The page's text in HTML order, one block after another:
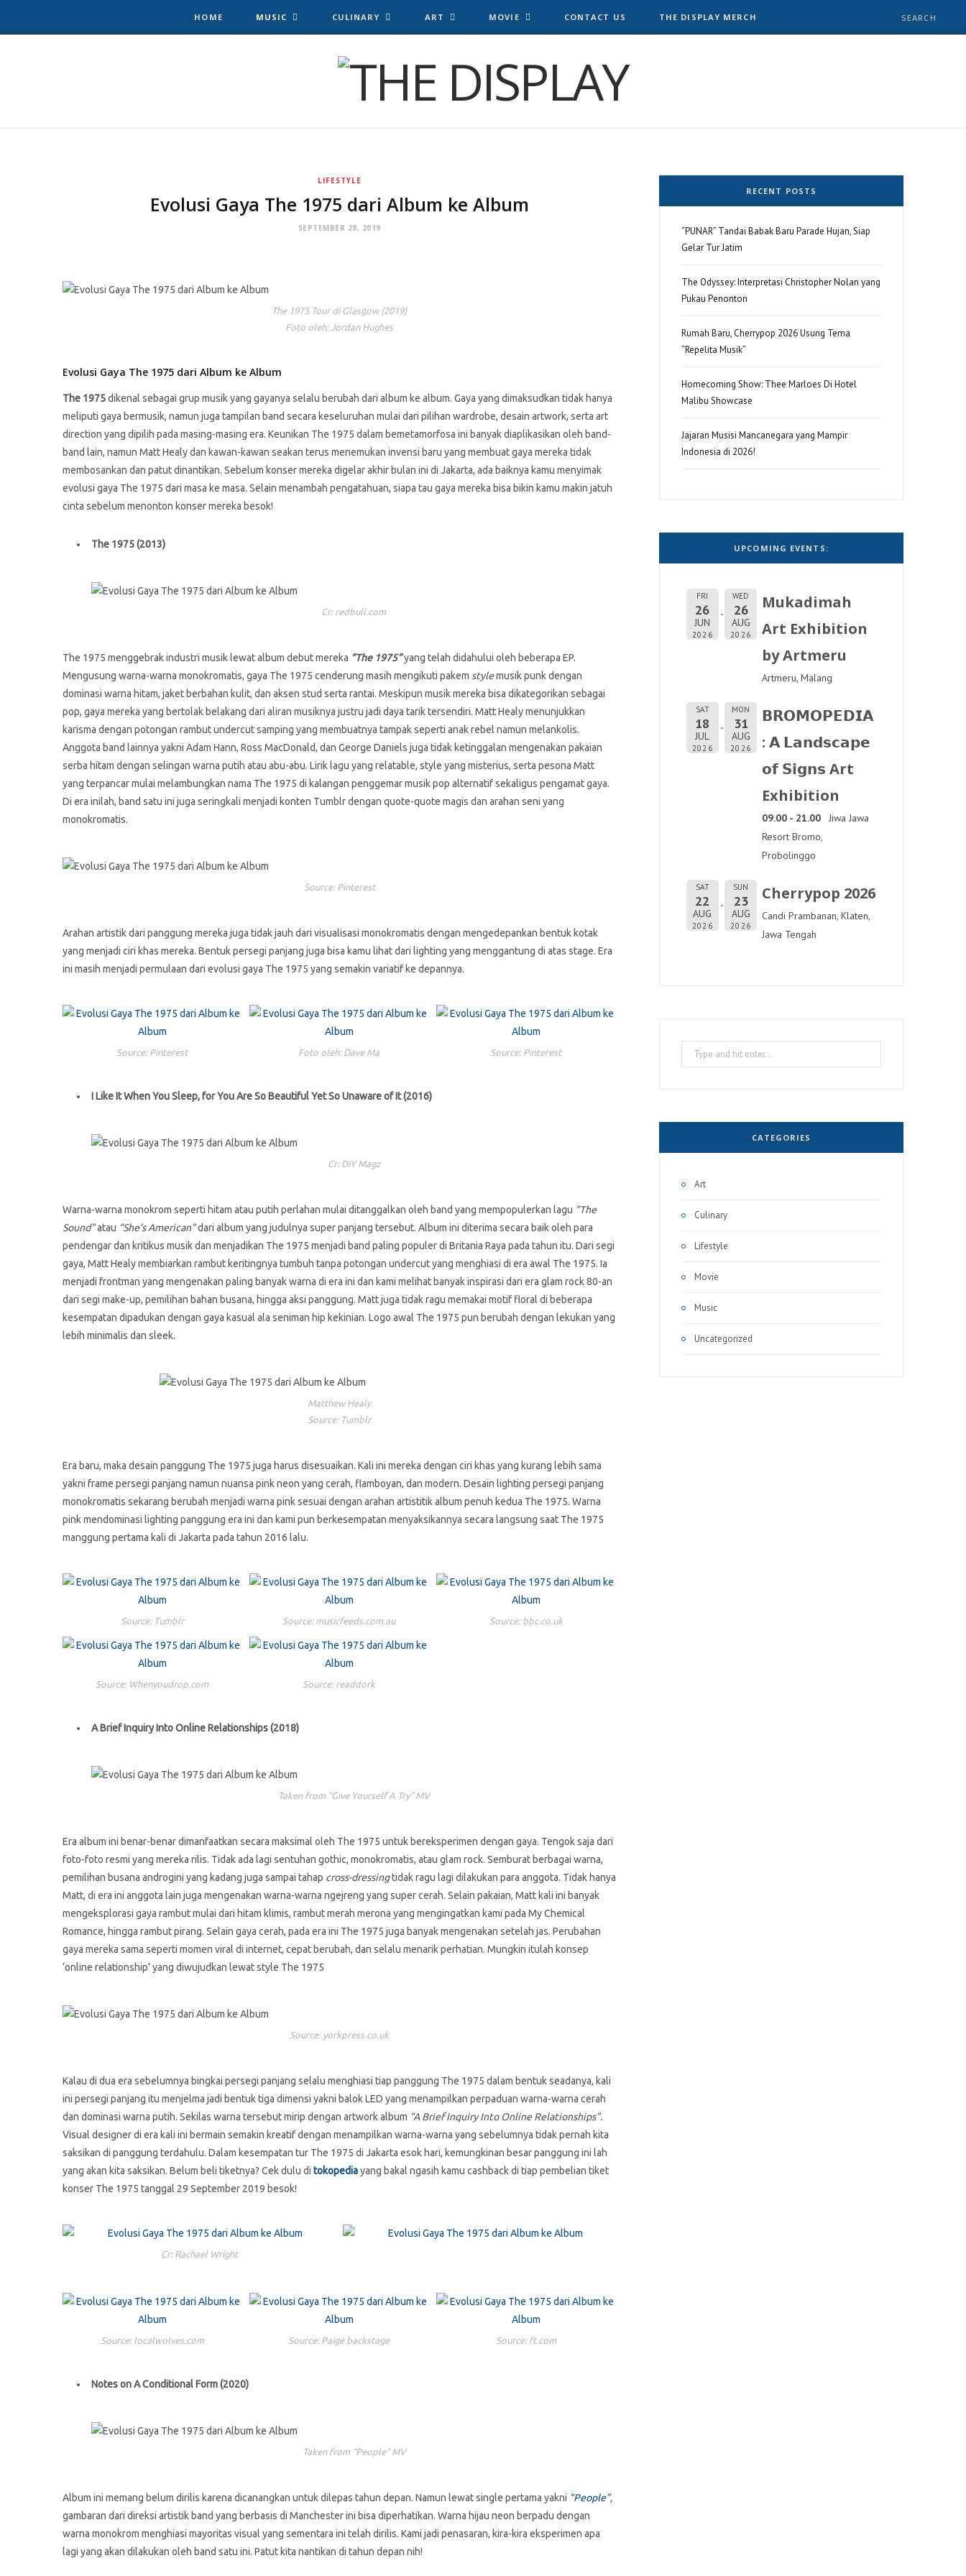
F T I
HOME MUSIC CULINARY ART MOVIE CONTACT US THE DISPLAY MERCH
LIFESTYLE
Evolusi Gaya The 1975 dari Album ke Album
SEPTEMBER 28, 2019
The 1975 Tour di Glasgow (2019)
Foto oleh: Jordan Hughes
Evolusi Gaya The 1975 dari Album ke Album
The 1975dikenal sebagai grup musik yang gayanya selalu berubah dari album ke album. Gaya yang dimaksudkan tidak hanya
meliputi gaya bermusik, namun juga tampilan band secara keseluruhan mulai dari pilihan wardrobe, desain artwork, serta art
direction yang dipilih pada masing-masing era. Keunikan The 1975 dalam bemetamorfosa ini banyak diaplikasikan oleh band-
band lain, namun Matt Healy dan kawan-kawan seakan terus menemukan invensi baru yang membuat gaya mereka tidak
membosankan dan patut dinantikan. Sebelum konser mereka digelar akhir bulan ini di Jakarta, ada baiknya kamu menyimak
evolusi gaya The 1975 dari masa ke masa. Selain menambah pengatahuan, siapa tau gaya mereka bisa bikin kamu makin jatuh
cinta sebelum menonton konser mereka besok!
The 1975 (2013)
Cr: redbull.com
The 1975 menggebrak industri musik lewat album debut mereka “The 1975”yang telah didahului oleh beberapa EP.
Mengusung warna-warna monokromatis, gaya The 1975 cenderung masih mengikuti pakem stylemusik punk dengan
dominasi warna hitam, jaket berbahan kulit, dan aksen stud serta rantai. Meskipun musik mereka bisa dikategorikan sebagai
pop, gaya mereka yang bertolak belakang dari aliran musiknya justru jadi daya tarik tersendiri. Matt Healy menunjukkan
karisma dengan potongan rambut undercut samping yang membuatnya tampak seperti anak rebel namun melankolis.
Anggota band lainnya yakni Adam Hann, Ross MacDonald, dan George Daniels juga tidak ketinggalan mengenakan pakaian
serba hitam dengan selingan warna putih atau abu-abu. Lirik lagu yang relatable, style yang misterius, serta pesona Matt
yang terpancar mulai melambungkan nama The 1975 di kalangan penggemar musik pop alternatif sekaligus pengamat gaya.
Di era inilah, band satu ini juga seringkali menjadi konten Tumblr dengan quote-quote magis dan arahan seni yang
monokromatis.
Source: Pinterest
Arahan artistik dari panggung mereka juga tidak jauh dari visualisasi monokromatis dengan mengedepankan bentuk kotak
yang menjadi ciri khas mereka. Bentuk persegi panjang juga bisa kamu lihat dari lighting yang menggantung di atas stage. Era
ini masih menjadi permulaan dari evolusi gaya The 1975 yang semakin variatif ke depannya.
Source: Pinterest Foto oleh: Dave Ma Source: Pinterest
I Like It When You Sleep, for You Are So Beautiful Yet So Unaware of It (2016)
Cr: DIY Magz
Warna-warna monokrom seperti hitam atau putih perlahan mulai ditanggalkan oleh band yang mempopulerkan lagu “The
Sound”atau “She’s American”dari album yang judulnya super panjang tersebut. Album ini diterima secara baik oleh para
pendengar dan kritikus musik dan menjadikan The 1975 menjadi band paling populer di Britania Raya pada tahun itu. Dari segi
gaya, Matt Healy membiarkan rambut keritingnya tumbuh tanpa potongan undercut yang menghiasi di era awal The 1975. Ia
menjadi frontman yang mengenakan paling banyak warna di era ini dan kami melihat banyak inspirasi dari era glam rock 80-an
dari segi make-up, pemilihan bahan busana, hingga aksi panggung. Matt juga tidak ragu memakai motif floral di beberapa
kesempatan dipadukan dengan gaya kasual ala seniman hip kekinian. Logo awal The 1975 pun berubah dengan lekukan yang
lebih minimalis dan sleek.
Matthew Healy
Source: Tumblr
Era baru, maka desain panggung The 1975 juga harus disesuaikan. Kali ini mereka dengan ciri khas yang kurang lebih sama
yakni frame persegi panjang namun nuansa pink neon yang cerah, flamboyan, dan modern. Desain lighting persegi panjang
monokromatis sekarang berubah menjadi warna pink sesuai dengan arahan artistitik album penuh kedua The 1975. Warna
pink mendominasi lighting panggung era ini dan kami pun berkesempatan menyaksikannya secara langsung saat The 1975
manggung pertama kali di Jakarta pada tahun 2016 lalu.
Source: Tumblr Source: musicfeeds.com.au Source: bbc.co.uk
Source: Whenyoudrop.com Source: readdork
A Brief Inquiry Into Online Relationships (2018)
Taken from “Give Yourself A Try” MV
Era album ini benar-benar dimanfaatkan secara maksimal oleh The 1975 untuk bereksperimen dengan gaya. Tengok saja dari
foto-foto resmi yang mereka rilis. Tidak ada lagi sentuhan gothic, monokromatis, atau glam rock. Semburat berbagai warna,
pemilihan busana androgini yang kadang juga sampai tahap cross-dressingtidak ragu lagi dilakukan para anggota. Tidak hanya
Matt, di era ini anggota lain juga mengenakan warna-warna ngejreng yang super cerah. Selain pakaian, Matt kali ini banyak
mengeksplorasi gaya rambut mulai dari hitam klimis, rambut merah merona yang mengingatkan kami pada My Chemical
Romance, hingga rambut pirang. Selain gaya cerah, pada era ini The 1975 juga banyak mengenakan setelah jas. Perubahan
gaya mereka sama seperti momen viral di internet, cepat berubah, dan selalu menarik perhatian. Mungkin itulah konsep
‘online relationship’ yang diwujudkan lewat style The 1975
Source: yorkpress.co.uk
Kalau di dua era sebelumnya bingkai persegi panjang selalu menghiasi tiap panggung The 1975 dalam bentuk seadanya, kali
ini persegi panjang itu menjelma jadi bentuk tiga dimensi yakni balok LED yang menampilkan perpaduan warna-warna cerah
dan dominasi warna putih. Sekilas warna tersebut mirip dengan artwork album “A Brief Inquiry Into Online Relationships”.
Visual designer di era kali ini bermain semakin kreatif dengan menampilkan warna-warna yang sebelumnya tidak pernah kita
saksikan di panggung terdahulu. Dalam kesempatan tur The 1975 di Jakarta esok hari, kemungkinan besar panggung ini lah
yang akan kita saksikan. Belum beli tiketnya? Cek dulu di tokopediayang bakal ngasih kamu cashback di tiap pembelian tiket
konser The 1975 tanggal 29 September 2019 besok!
Cr: Rachael Wright
Source: localwolves.com Source: Paige backstage Source: ft.com
Notes on A Conditional Form (2020)
Taken from “People” MV
Album ini memang belum dirilis karena dicanangkan untuk dilepas tahun depan. Namun lewat single pertama yakni “People”,
gambaran dari direksi artistik band yang berbasis di Manchester ini bisa diperhatikan. Warna hijau neon berpadu dengan
warna monokrom menghiasi mayoritas visual yang sementara ini telah dirilis. Kami jadi penasaran, kira-kira eksperimen apa
lagi yang akan dilakukan oleh band satu ini. Patut kita nantikan di tahun depan nih!
RECENT POSTS
“PUNAR” Tandai Babak Baru Parade Hujan, Siap
Gelar Tur Jatim
The Odyssey: Interpretasi Christopher Nolan yang
Pukau Penonton
Rumah Baru, Cherrypop 2026 Usung Tema
“Repelita Musik”
Homecoming Show: Thee Marloes Di Hotel
Malibu Showcase
Jajaran Musisi Mancanegara yang Mampir
Indonesia di 2026!
UPCOMING EVENTS:
FRI
26
JUN
2026
WED
26
AUG
2026
Mukadimah
Art Exhibition
by Artmeru
Artmeru, Malang
SAT
18
JUL
2026
MON
31
AUG
2026
𝗕𝗥𝗢𝗠𝗢𝗣𝗘𝗗𝗜𝗔
: 𝗔 𝗟𝗮𝗻𝗱𝘀𝗰𝗮𝗽𝗲
𝗼𝗳 𝗦𝗶𝗴𝗻𝘀 Art
Exhibition
09.00 - 21.00
Jiwa Jawa
Resort Bromo,
Probolinggo
SAT
22
AUG
2026
SUN
23
AUG
2026
Cherrypop 2026
Candi Prambanan, Klaten,
Jawa Tengah
Search
for:
CATEGORIES
Art
Culinary
Lifestyle
Movie
Music
Uncategorized